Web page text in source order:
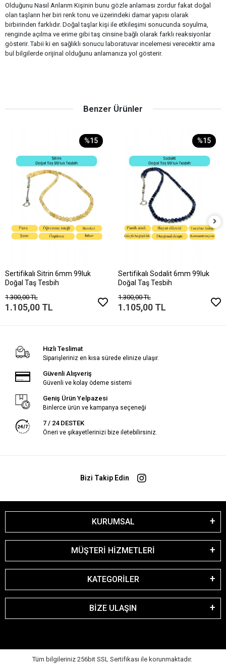
Olduğunu Nasıl Anlarım Kişinin bunu gözle anlaması zordur fakat doğal
olan taşların her biri renk tonu ve üzerindeki damar yapısı olarak
birbirinden farklıdır. Doğal taşlar kişi ile etkileşimi sonucunda soyulma,
renginde açılma ve erime gibi taş cinsine bağlı olarak farklı reaksiyonlar
gösterir. Tabii ki en sağlıklı sonucu laboratuvar incelemesi verecektir ama
bul bilgilerde orijinal olduğunu anlamanıza yol gösterir.
Benzer Ürünler
%15
Sertifikalı Sitrin 6mm 99luk
Doğal Taş Tesbih
1.300,00 TL
1.105,00 TL
%15
Sertifikalı Sodalit 6mm 99luk
Doğal Taş Tesbih
1.300,00 TL
1.105,00 TL
Hızlı Teslimat
Siparişleriniz en kısa sürede elinize ulaşır.
Güvenli Alışveriş
Güvenli ve kolay ödeme sistemi
Geniş Ürün Yelpazesi
Binlerce ürün ve kampanya seçeneği
7 / 24 DESTEK
Öneri ve şikayetlerinizi bize iletebilirsiniz.
Bizi Takip Edin
KURUMSAL
MÜŞTERİ HİZMETLERİ
KATEGORİLER
BİZE ULAŞIN
Tüm bilgileriniz 256bit SSL Sertifikası ile korunmaktadır.